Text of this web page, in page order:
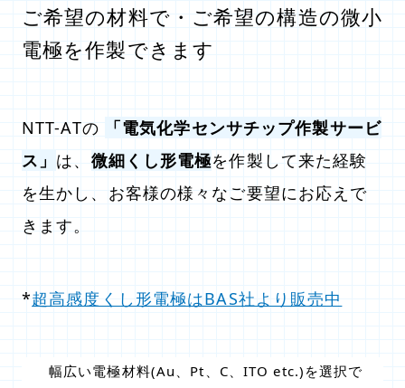
ご希望の材料で・ご希望の構造の微小
電極を作製できます
NTT-ATの
「電気化学センサチップ作製サービ
ス」 は、 微細くし形電極を作製して来た経験
を生かし、お客様の様々なご要望にお応えで
きます。
*超高感度くし形電極はBAS社より販売中
幅広い電極材料(Au、Pt、C、ITO etc.)を選択で